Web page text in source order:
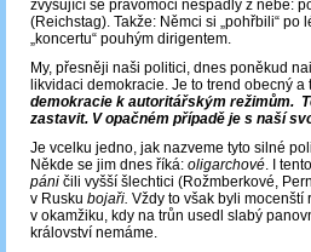
zvyšující se pravomoci nespadly z nebe:
(Reichstag). Takže: Němci si „pohřbili“
„koncertu“ pouhým dirigentem.
My, přesněji naši politici, dnes poněkud
likvidaci demokracie. Je to trend obecný a
demokracie k autoritářským režimům.
zastavit. V opačném případě je s naší
Je vcelku jedno, jak nazveme tyto silné
Někde se jim dnes říká: oligarchové. I
páni čili vyšší šlechtici (Rožmberkové,
v Rusku bojaři. Vždy to však byli
v okamžiku, kdy na trůn usedl slabý
království nemáme.